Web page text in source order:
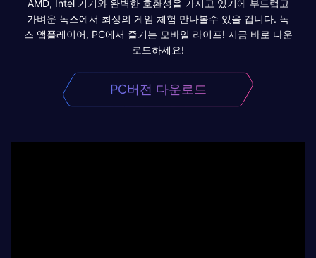
AMD, Intel 기기와 완벽한 호환성을 가지고 있기에 부드럽고
가벼운 녹스에서 최상의 게임 체험 만나볼수 있을 겁니다. 녹
스 앱플레이어, PC에서 즐기는 모바일 라이프! 지금 바로 다운
로드하세요!
PC버전 다운로드